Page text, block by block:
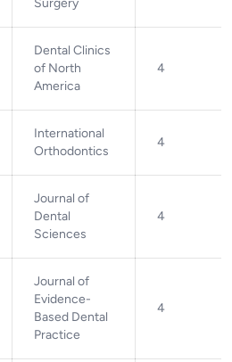
Surgery
Dental Clinics
of North
America
4
International
Orthodontics
4
Journal of
Dental
Sciences
4
Journal of
Evidence-
Based Dental
Practice
4